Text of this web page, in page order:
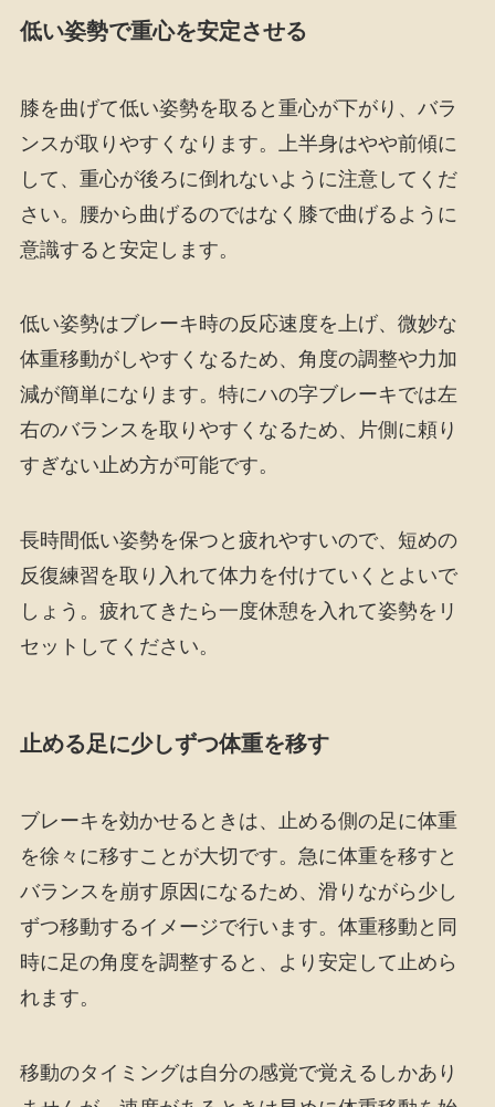
低い姿勢で重心を安定させる
膝を曲げて低い姿勢を取ると重心が下がり、バラ
ンスが取りやすくなります。上半身はやや前傾に
して、重心が後ろに倒れないように注意してくだ
さい。腰から曲げるのではなく膝で曲げるように
意識すると安定します。
低い姿勢はブレーキ時の反応速度を上げ、微妙な
体重移動がしやすくなるため、角度の調整や力加
減が簡単になります。特にハの字ブレーキでは左
右のバランスを取りやすくなるため、片側に頼り
すぎない止め方が可能です。
長時間低い姿勢を保つと疲れやすいので、短めの
反復練習を取り入れて体力を付けていくとよいで
しょう。疲れてきたら一度休憩を入れて姿勢をリ
セットしてください。
止める足に少しずつ体重を移す
ブレーキを効かせるときは、止める側の足に体重
を徐々に移すことが大切です。急に体重を移すと
バランスを崩す原因になるため、滑りながら少し
ずつ移動するイメージで行います。体重移動と同
時に足の角度を調整すると、より安定して止めら
れます。
移動のタイミングは自分の感覚で覚えるしかあり